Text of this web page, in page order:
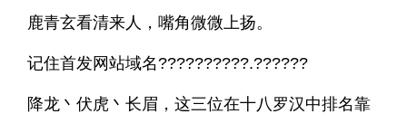
鹿青玄看清来人，嘴角微微上扬。
记住首发网站域名??????????.??????
降龙丶伏虎丶长眉，这三位在十八罗汉中排名靠